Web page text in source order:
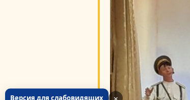
Версия для слабовидящих ×